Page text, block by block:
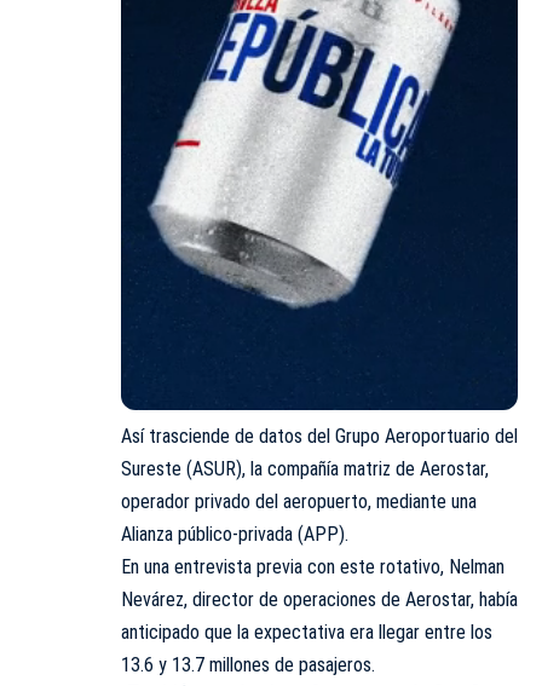
Así trasciende de datos del Grupo Aeroportuario del
Sureste (ASUR), la compañía matriz de Aerostar,
operador privado del aeropuerto, mediante una
Alianza público-privada (APP).
En una entrevista previa con este rotativo, Nelman
Nevárez, director de operaciones de Aerostar, había
anticipado que la expectativa era llegar entre los
13.6 y 13.7 millones de pasajeros.